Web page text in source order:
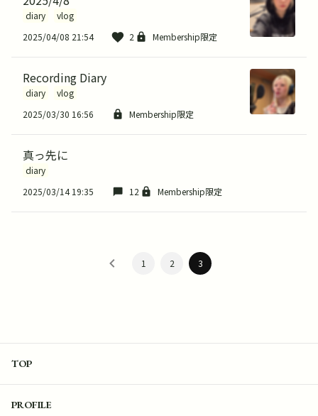
diary
vlog
2025/04/08 21:54
2 Membership限定
Recording Diary
diary
vlog
2025/03/30 16:56
Membership限定
真っ先に
diary
2025/03/14 19:35
12 Membership限定
1 2 3
TOP
PROFILE